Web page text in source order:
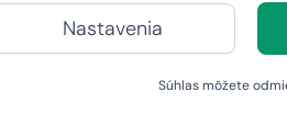
Nastavenia
Súhlas môžete